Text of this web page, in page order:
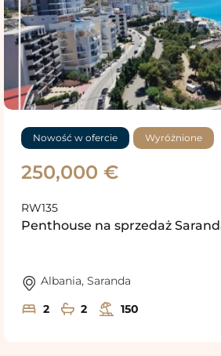
Nowość w ofercie Wyróżnione
250,000 €
RW135
Penthouse na sprzedaż
Albania, Saranda
2
2 150